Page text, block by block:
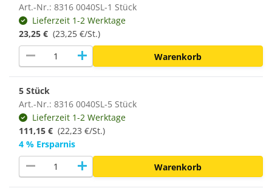
Art.-Nr.: 8316 0040SL-1 Stück
Lieferzeit 1-2 Werktage
23,25 € (23,25 €/St.)
remove add Warenkorb
5 Stück
Art.-Nr.: 8316 0040SL-5 Stück
Lieferzeit 1-2 Werktage
111,15 € (22,23 €/St.)
4 % Ersparnis
remove add Warenkorb